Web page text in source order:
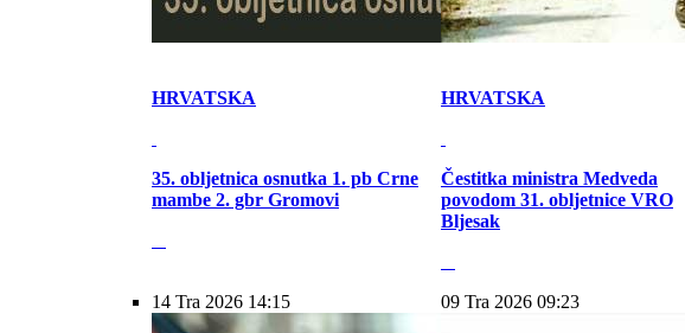
HRVATSKA
35. obljetnica osnutka 1. pb Crne
mambe 2. gbr Gromovi
HRVATSKA
Čestitka ministra Medveda
povodom 31. obljetnice VRO
Bljesak
14 Tra 2026 14:15 09 Tra 2026 09:23